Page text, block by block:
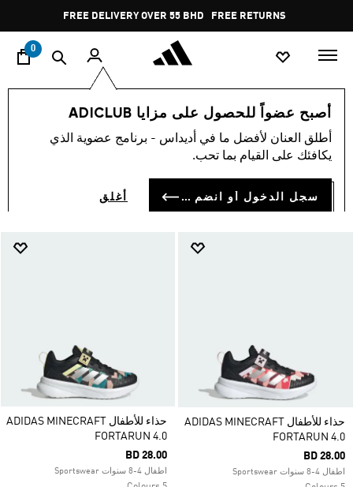
Pause
promotion
rotation
FREE RETURNS
0
أصبح عضواً للحصول على مزايا ADICLUB
أطلق العنان لأفضل ما في أديداس - برنامج عضوية الذي
يكافئك على القيام بما تحب.
سجل الدخول أو انضم الآن أغلق
Shop By Price
SHOES UNDER 30 BD (1205)
حذاء للأطفال ADIDAS MINECRAFT
FORTARUN 4.0
BD 28.00
اطفال 4-8 سنوات Sportswear
حذاء للأطفال ADIDAS MINECRAFT
FORTARUN 4.0
BD 28.00
اطفال 4-8 سنوات Sportswear